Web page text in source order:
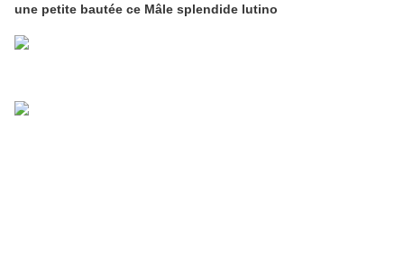
une petite bautée ce Mâle splendide lutino